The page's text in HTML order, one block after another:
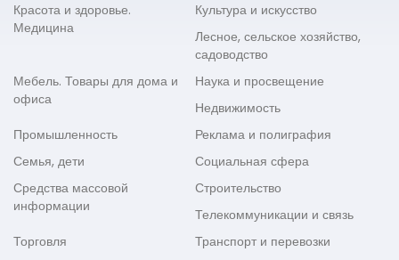
Красота и здоровье.
Медицина
Культура и искусство
Лесное, сельское хозяйство,
садоводство
Мебель. Товары для дома и
офиса
Наука и просвещение
Недвижимость
Промышленность
Реклама и полиграфия
Семья, дети
Социальная сфера
Средства массовой
информации
Строительство
Телекоммуникации и связь
Торговля
Транспорт и перевозки